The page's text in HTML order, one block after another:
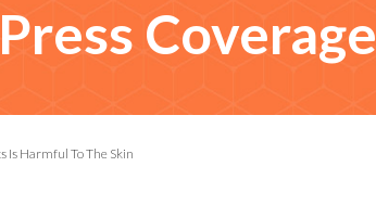
Press Coverage
Is Harmful To The Skin